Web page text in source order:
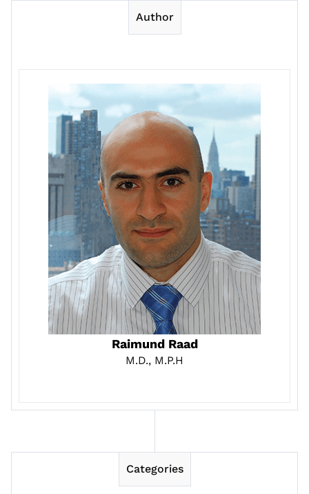
Author
Raimund Raad
M.D., M.P.H
Categories